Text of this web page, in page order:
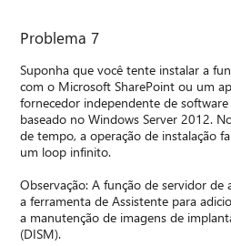
Problema 7
Suponha que você tente instalar a
com o Microsoft SharePoint ou um
fornecedor independente de
baseado no Windows Server 2012.
de tempo, a operação de instalação
um loop infinito.
Observação: A função de servidor de
a ferramenta de Assistente para
a manutenção de imagens de
(DISM).